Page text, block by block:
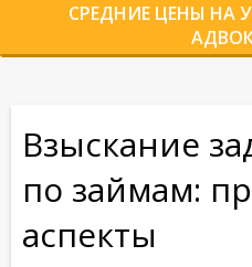
СРЕДНИЕ ЦЕНЫ НА
Взыскание
по займам:
аспекты